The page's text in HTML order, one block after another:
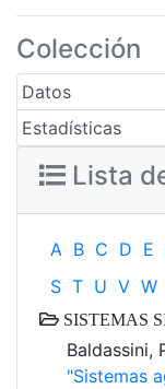
Colección
Datos
Estadísticas
Lista
A B C D E
S T U V W
SISTEMAS
Baldassini,
"Sistemas